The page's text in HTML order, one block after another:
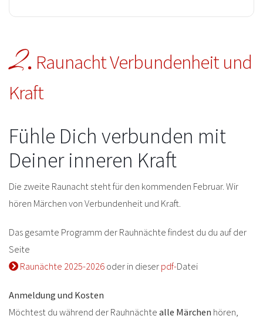
2. Raunacht Verbundenheit und
Kraft
Fühle Dich verbunden mit
Deiner inneren Kraft
Die zweite Raunacht steht für den kommenden Februar. Wir
hören Märchen von Verbundenheit und Kraft.
Das gesamte Programm der Rauhnächte findest du du auf der
Seite
Raunächte 2025-2026 oder in dieser pdf-Datei
Anmeldung und Kosten
Möchtest du während der Rauhnächte alle Märchen hören,